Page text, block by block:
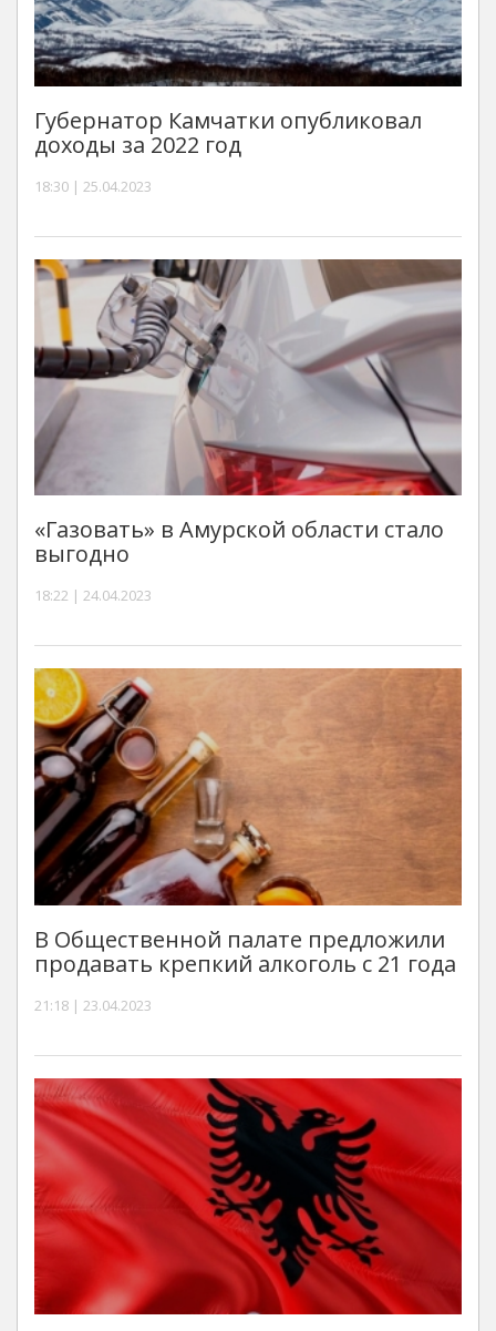
Губернатор Камчатки опубликовал
доходы за 2022 год
18:30 | 25.04.2023
«Газовать» в Амурской области стало
выгодно
18:22 | 24.04.2023
В Общественной палате предложили
продавать крепкий алкоголь с 21 года
21:18 | 23.04.2023